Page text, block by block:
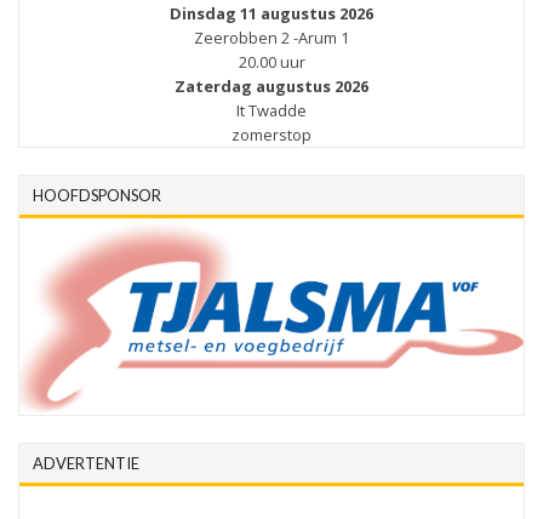
Dinsdag 11 augustus 2026
Zeerobben 2 -Arum 1
20.00 uur
Zaterdag augustus 2026
It Twadde
zomerstop
HOOFDSPONSOR
ADVERTENTIE